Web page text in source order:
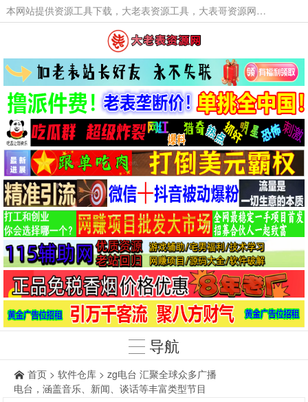
本网站提供资源工具下载，大老表资源工具，大表哥资源网软件工具，大老表资源下载，活动线报福利资源分享,活动线报，大型网游经典游戏，网络热门技术游戏辅助交流与分享。
导航
首页 > 软件仓库 > zg电台 汇聚全球众多广播
电台，涵盖音乐、新闻、谈话等丰富类型节目